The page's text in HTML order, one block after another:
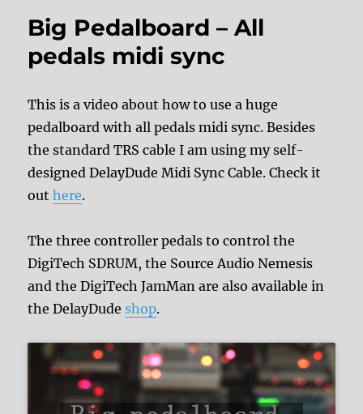
Big Pedalboard – All
pedals midi sync
This is a video about how to use a huge
pedalboard with all pedals midi sync. Besides
the standard TRS cable I am using my self-
designed DelayDude Midi Sync Cable. Check it
outhere.
The three controller pedals to control the
DigiTech SDRUM, the Source Audio Nemesis
and the DigiTech JamMan are also available in
the DelayDude shop.